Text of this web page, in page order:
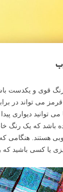
قوی و یکدست
می تواند در
توانید دیواری
باشد که یک رنگ
هستند. هنگامی
یا کسی باشید